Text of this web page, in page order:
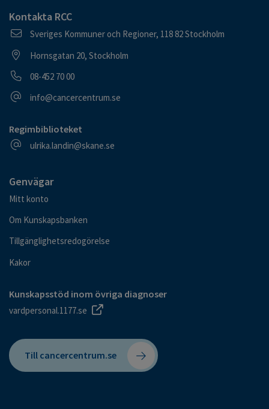
Kontakta RCC
Postadress
Sveriges Kommuner och Regioner, 118 82 Stockholm
Besöksadress
Hornsgatan 20, Stockholm
Telefonnummer
08-452 70 00
E-postadress
info@cancercentrum.se
Regimbiblioteket
E-postadress
ulrika.landin@skane.se
Genvägar
Mitt konto
Om Kunskapsbanken
Tillgänglighetsredogörelse
Kakor
Kunskapsstöd inom övriga diagnoser
vardpersonal.1177.se
Till cancercentrum.se